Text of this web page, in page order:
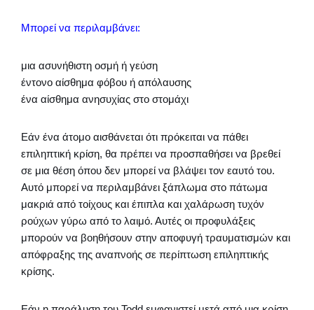
Μπορεί να περιλαμβάνει:
μια ασυνήθιστη οσμή ή γεύση
έντονο αίσθημα φόβου ή απόλαυσης
ένα αίσθημα ανησυχίας στο στομάχι
Εάν ένα άτομο αισθάνεται ότι πρόκειται να πάθει
επιληπτική κρίση, θα πρέπει να προσπαθήσει να βρεθεί
σε μια θέση όπου δεν μπορεί να βλάψει τον εαυτό του.
Αυτό μπορεί να περιλαμβάνει ξάπλωμα στο πάτωμα
μακριά από τοίχους και έπιπλα και χαλάρωση τυχόν
ρούχων γύρω από το λαιμό. Αυτές οι προφυλάξεις
μπορούν να βοηθήσουν στην αποφυγή τραυματισμών και
απόφραξης της αναπνοής σε περίπτωση επιληπτικής
κρίσης.